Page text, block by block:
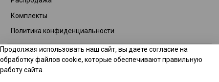
Комплекты
Политика конфиденциальности
© 2026 Интернет-магазин TITOOL GROUP. Все права защищены.
Данное предложение не является публичной офертой.
Производитель вправе изменять состав комплектации без
Продолжая использовать наш сайт, вы даете согласие на
обработку файлов cookie, которые обеспечивают правильную
работу сайта.